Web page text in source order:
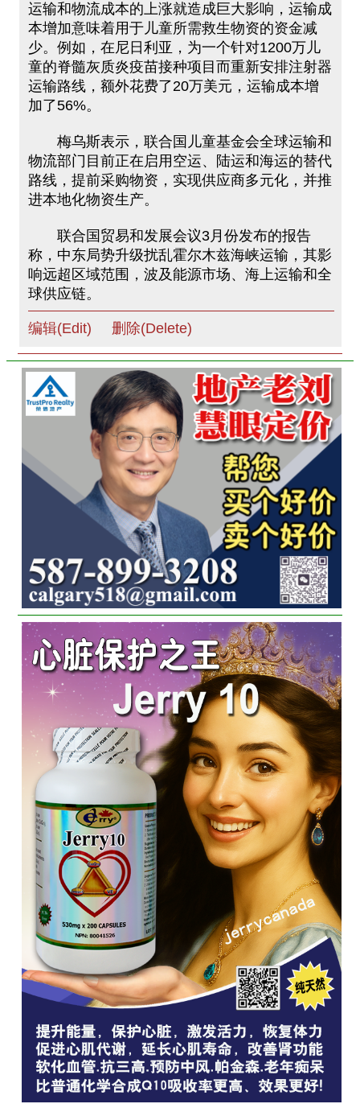
运输和物流成本的上涨就造成巨大影响，运输成
本增加意味着用于儿童所需救生物资的资金减
少。例如，在尼日利亚，为一个针对1200万儿
童的脊髓灰质炎疫苗接种项目而重新安排注射器
运输路线，额外花费了20万美元，运输成本增
加了56%。
梅乌斯表示，联合国儿童基金会全球运输和
物流部门目前正在启用空运、陆运和海运的替代
路线，提前采购物资，实现供应商多元化，并推
进本地化物资生产。
联合国贸易和发展会议3月份发布的报告
称，中东局势升级扰乱霍尔木兹海峡运输，其影
响远超区域范围，波及能源市场、海上运输和全
球供应链。
编辑(Edit) 删除(Delete)